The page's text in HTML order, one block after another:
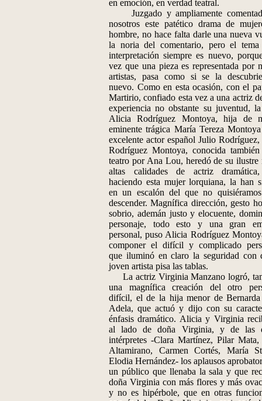
en emoción, en verdad teatral.
Juzgado y ampliamente
nosotros este patético drama de
hombre, no hace falta darle una nueva
la noria del comentario, pero el
interpretación siempre es nuevo,
vez que una pieza es representada por
artistas, pasa como si se la
nuevo. Como en esta ocasión, con el
Martirio, confiado esta vez a una actriz
experiencia no obstante su juventud,
Alicia Rodríguez Montoya, hija de
eminente trágica María Tereza
excelente actor español Julio
Rodríguez Montoya, conocida
teatro por Ana Lou, heredó de su ilustre
altas calidades de actriz
haciendo esta mujer lorquiana, la han
en un escalón del que no
descender. Magnífica dirección, gesto
sobrio, ademán justo y elocuente,
personaje, todo esto y una gran
personal, puso Alicia Rodríguez
componer el difícil y complicado
que iluminó en claro la seguridad con
joven artista pisa las tablas.
La actriz Virginia Manzano logró,
una magnífica creación del otro
difícil, el de la hija menor de
Adela, que actuó y dijo con su
énfasis dramático. Alicia y Virginia
al lado de doña Virginia, y de las
intérpretes -Clara Martínez, Pilar
Altamirano, Carmen Cortés, María
Elodia Hernández- los aplausos
un público que llenaba la sala y que
doña Virginia con más flores y más
y no es hipérbole, que en otras